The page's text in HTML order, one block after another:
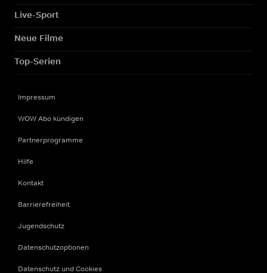
Live-Sport
Neue Filme
Top-Serien
Impressum
WOW Abo kündigen
Partnerprogramme
Hilfe
Kontakt
Barrierefreiheit
Jugendschutz
Datenschutzoptionen
Datenschutz und Cookies